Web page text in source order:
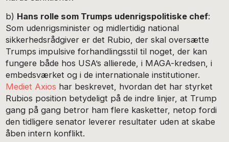
b) Hans rolle som Trumps udenrigspolitiske chef:
Som udenrigsminister og midlertidig national
sikkerhedsrådgiver er det Rubio, der skal oversætte
Trumps impulsive forhandlingsstil til noget, der kan
fungere både hos USA’s allierede, i MAGA-kredsen, i
embedsværket og i de internationale institutioner.
Mediet Axios har beskrevet, hvordan det har styrket
Rubios position betydeligt på de indre linjer, at Trump
gang på gang betror ham flere kasketter, netop fordi
den tidligere senator leverer resultater uden at skabe
åben intern konflikt.